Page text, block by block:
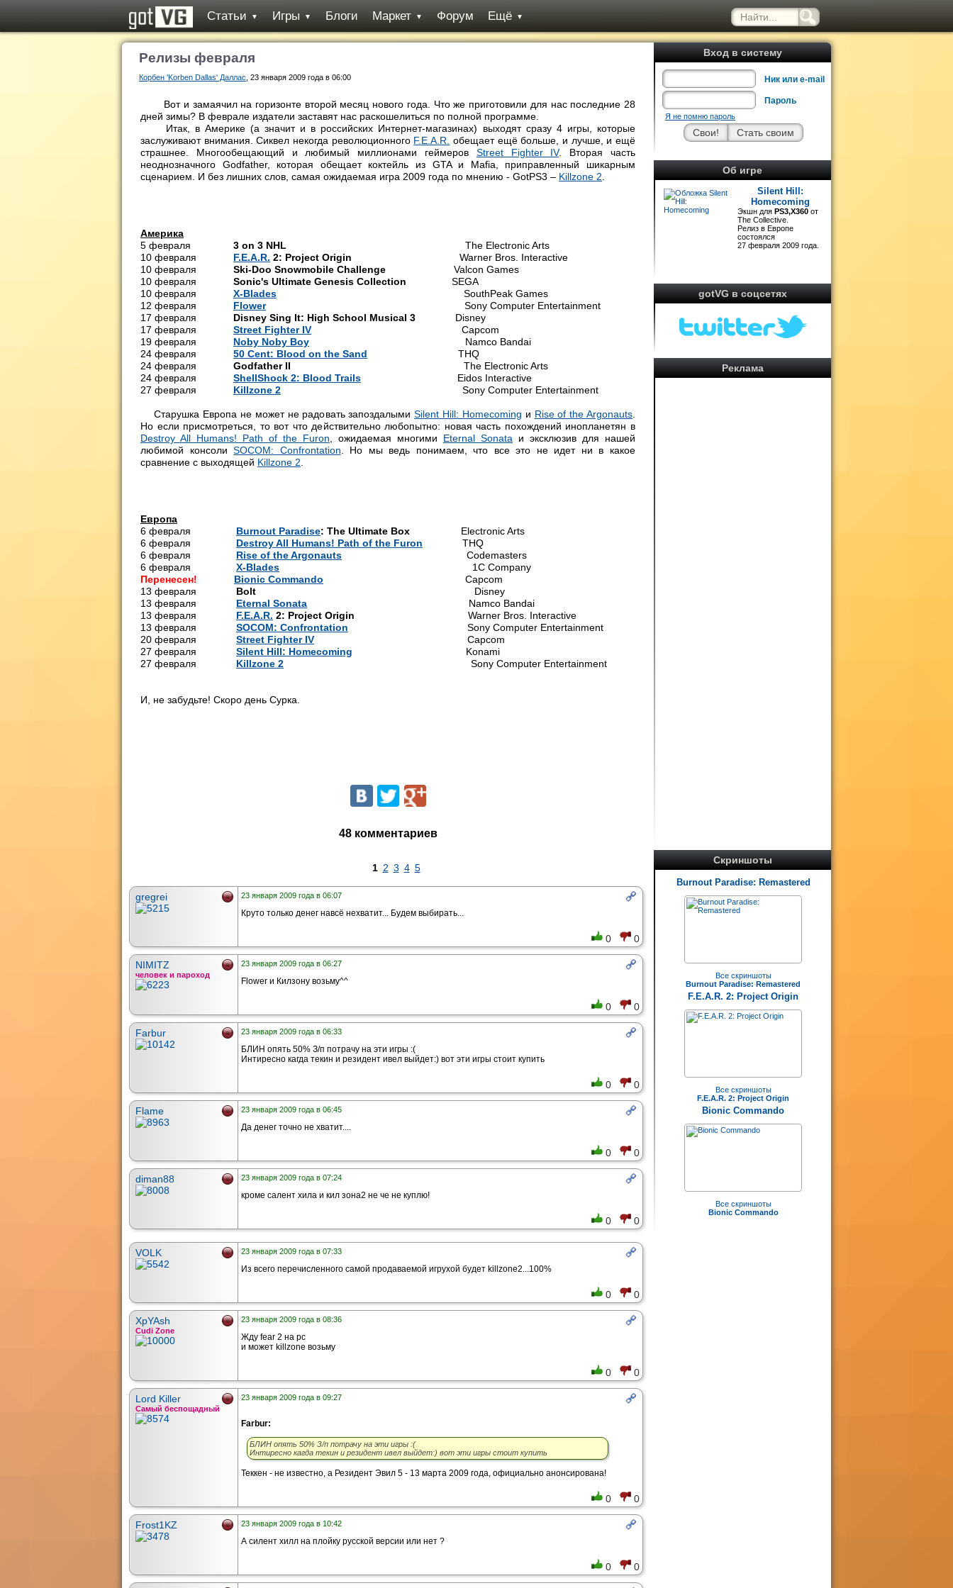
Статьи ▼ Игры ▼ Блоги Маркет ▼ Форум Ещё ▼
Вход в систему
Ник или e-mail
Пароль
Я не помню пароль
Об игре
Silent Hill:
Homecoming
Экшн для PS3,X360 от
The Collective.
Релиз в Европе
состоялся
27 февраля 2009 года.
gotVG в соцсетях
Реклама
Скриншоты
Burnout Paradise: Remastered
Все скриншоты
Burnout Paradise: Remastered
F.E.A.R. 2: Project Origin
Все скриншоты
F.E.A.R. 2: Project Origin
Bionic Commando
Все скриншоты
Bionic Commando
Релизы февраля
Корбен 'Korben Dallas' Даллас , 23 января 2009 года в 06:00
Вот и замаячил на горизонте второй месяц нового года. Что же приготовили для нас последние 28
дней зимы? В феврале издатели заставят нас раскошелиться по полной программе.
Итак, в Америке (а значит и в российских Интернет-магазинах) выходят сразу 4 игры, которые
заслуживают внимания. Сиквел некогда революционного F.E.A.R. обещает ещё больше, и лучше, и ещё
страшнее. Многообещающий и любимый миллионами геймеров Street Fighter IV. Вторая часть
неоднозначного Godfather, которая обещает коктейль из GTA и Mafia, приправленный шикарным
сценарием. И без лишних слов, самая ожидаемая игра 2009 года по мнению - GotPS3 – Killzone 2.
Америка
5 февраля 3 on 3 NHL
The Electronic Arts
10 февраля F.E.A.R. 2: Project Origin
Warner Bros. Interactive
10 февраля Ski-Doo Snowmobile Challenge Valcon Games
10 февраля Sonic's Ultimate Genesis Collection SEGA
10 февраля X-Blades
SouthPeak Games
12 февраля Flower
Sony Computer Entertainment
17 февраля Disney Sing It: High School Musical 3 Disney
17 февраля Street Fighter IV
Capcom
19 февраля Noby Noby Boy
Namco Bandai
24 февраля 50 Cent: Blood on the Sand
THQ
24 февраля
Godfather II
The Electronic Arts
24 февраля ShellShock 2: Blood Trails
Eidos Interactive
27 февраля Killzone 2 Sony Computer Entertainment
Старушка Европа не может не радовать запоздалымиSilent Hill: Homecoming и Rise of the Argonauts
Но если присмотреться, то вот что действительно любопытно: новая часть похождений инопланетян в
Destroy All Humans! Path of the Furon , ожидаемая многими Eternal Sonata и эксклюзив для нашей
любимой консолиSOCOM: Confrontation . Но мы ведь понимаем, что все это не идет ни в какое
сравнение с выходящей Killzone 2
Европа
6 февраля Burnout Paradise: The Ultimate Box
Electronic Arts
6 февраля Destroy All Humans! Path of the Furon
THQ
6 февраля
Rise of the Argonauts
Codemasters
6 февраля X-Blades
1C Company
Перенесен!
Bionic Commando Capcom
13 февраля Bolt
Disney
13 февраля Eternal Sonata
Namco Bandai
13 февраля F.E.A.R. 2: Project Origin
Warner Bros. Interactive
13 февраля SOCOM: Confrontation Sony Computer Entertainment
20 февраля Street Fighter IV Capcom
27 февраля Silent Hill: Homecoming
Konami
27 февраля Killzone 2 Sony Computer Entertainment
И, не забудьте! Скоро день Сурка.
48 комментариев
1 2 3 4 5
gregrei 23 января 2009 года в 06:07
Круто только денег навсё нехватит... Будем выбирать...
0 0
NIMITZ
человек и пароход
23 января 2009 года в 06:27
Flower и Килзону возьму^^
0 0
Farbur 23 января 2009 года в 06:33
БЛИН опять 50% З/п потрачу на эти игры :(
Интиресно кагда текин и резидент ивел выйдет:) вот эти игры стоит купить
0 0
Flame 23 января 2009 года в 06:45
Да денег точно не хватит....
0 0
diman88 23 января 2009 года в 07:24
кроме салент хила и кил зона2 не че не куплю!
0 0
VOLK 23 января 2009 года в 07:33
Из всего перечисленного самой продаваемой игрухой будет killzone2...100%
0 0
XpYAsh
Cudi Zone
23 января 2009 года в 08:36
Жду fear 2 на pc
и может killzone возьму
0 0
Lord Killer
Самый беспощадный
23 января 2009 года в 09:27
Farbur:
БЛИН опять 50% З/п потрачу на эти игры :(
Интиресно кагда текин и резидент ивел выйдет:) вот эти игры стоит купить
Теккен - не известно, а Резидент Эвил 5 - 13 марта 2009 года, официально анонсирована!
0 0
Frost1KZ 23 января 2009 года в 10:42
А силент хилл на плойку русской версии или нет ?
0 0